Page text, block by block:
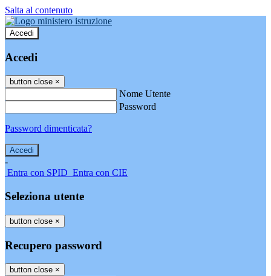
Salta al contenuto
Accedi
Accedi
button close ×
Nome Utente
Password
Password dimenticata?
-
Entra con SPID Entra con CIE
Seleziona utente
button close ×
Recupero password
button close ×